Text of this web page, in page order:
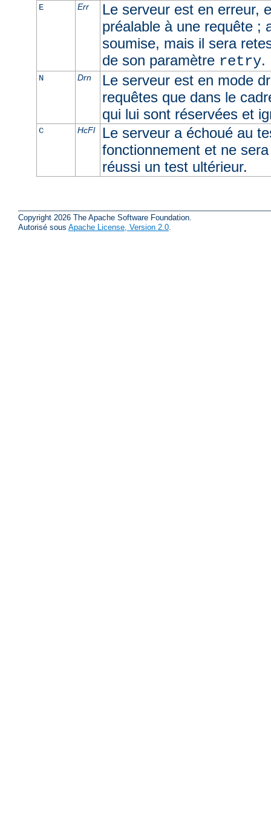
E Err
Le serveur est en erreur,
préalable à une requête ;
soumise, mais il sera
de son paramètre retry.
N Drn
Le serveur est en mode
requêtes que dans le
qui lui sont réservées et
C HcFl
Le serveur a échoué au
fonctionnement et ne
réussi un test ultérieur.
Copyright 2026 The Apache Software Foundation.
Autorisé sous Apache License, Version 2.0